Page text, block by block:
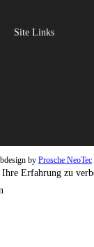
Site Links
by Prosche NeoTec
Erfahrung zu